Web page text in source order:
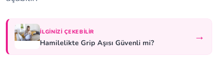
İLGINIZI ÇEKEBILIR
Hamilelikte Grip Aşısı Güvenli mi? →